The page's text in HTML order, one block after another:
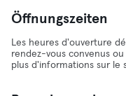
Öffnungszeiten
Les heures d'ouverture
rendez-vous convenus
plus d'informations sur le